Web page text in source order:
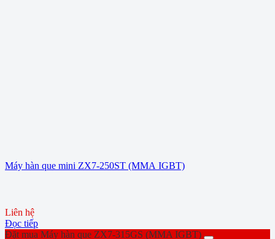
Máy hàn que mini ZX7-250ST (MMA IGBT)
Liên hệ
Đọc tiếp
Đặt mua Máy hàn que ZX7-315GS (MMA IGBT)